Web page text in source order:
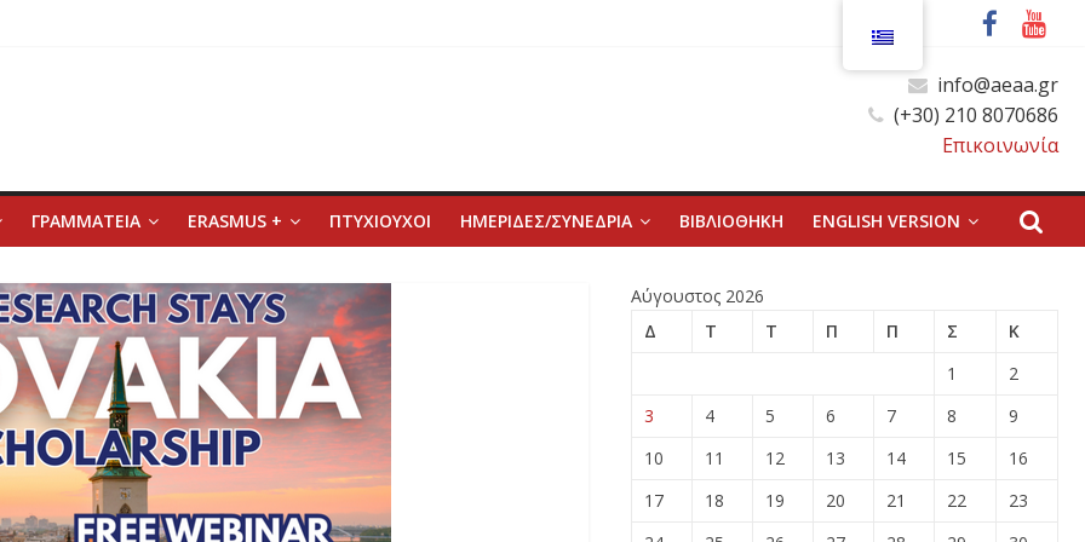
info@aeaa.gr
(+30) 210 8070686
Επικοινωνία
ΓΡΑΜΜΑΤΕΙΑ ERASMUS + ΠΤΥΧΙΟΥΧΟΙ ΗΜΕΡΙΔΕΣ/ΣΥΝΕΔΡΙΑ ΒΙΒΛΙΟΘΗΚΗ ENGLISH VERSION
Αύγουστος 2026
Δ
Τ Τ Π Π Σ
Κ
1
2
3
4 5 6 7 8
9
10
11 12 13 14 15
16
17
18 19 20 21 22
23